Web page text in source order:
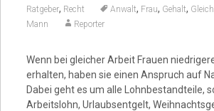
Ratgeber, Recht Anwalt, Frau, Gehalt,
Mann Reporter
Wenn bei gleicher Arbeit Frauen
erhalten, haben sie einen Anspruch auf
Dabei geht es um alle Lohnbestandteile,
Arbeitslohn, Urlaubsentgelt,